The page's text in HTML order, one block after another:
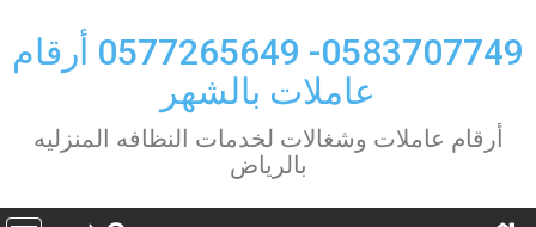
to
content
0583707749- 0577265649 أرقام
عاملات بالشهر
أرقام عاملات وشغالات لخدمات النظافه المنزليه
بالرياض